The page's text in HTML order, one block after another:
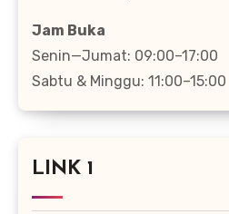
Jam Buka
Senin—Jumat: 09:00–17:00
Sabtu & Minggu: 11:00–15:00
LINK 1